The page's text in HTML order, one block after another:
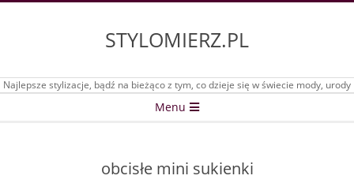
STYLOMIERZ.PL
Najlepsze stylizacje, bądź na bieżąco z tym, co dzieje się w świecie mody, urody
Menu
obcisłe mini sukienki